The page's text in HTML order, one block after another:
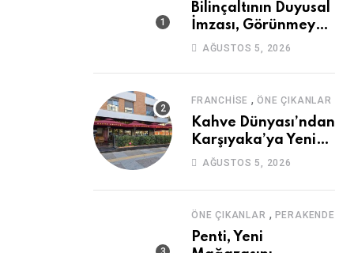
Bilinçaltının Duyusal
İmzası, Görünmeyen
Güç
AĞUSTOS 5, 2026
FRANCHISE ,ÖNE ÇIKANLAR
Kahve Dünyası’ndan
Karşıyaka’ya Yeni
Mağaza
AĞUSTOS 5, 2026
ÖNE ÇIKANLAR , PERAKENDE
Penti, Yeni